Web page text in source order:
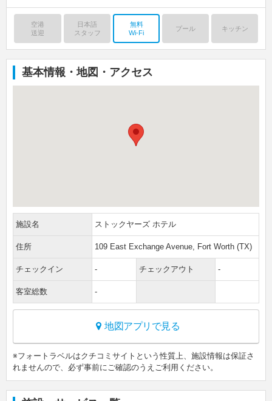
空港
送迎
日本語
スタッフ
無料
Wi-Fi
プール キッチン
基本情報・地図・アクセス
施設名 ストックヤーズ ホテル
住所 109 East Exchange Avenue, Fort Worth (TX)
チェックイン - チェックアウト -
客室総数 -
地図アプリで見る
※フォートラベルはクチコミサイトという性質上、施設情報は保証さ
れませんので、必ず事前にご確認のうえご利用ください。